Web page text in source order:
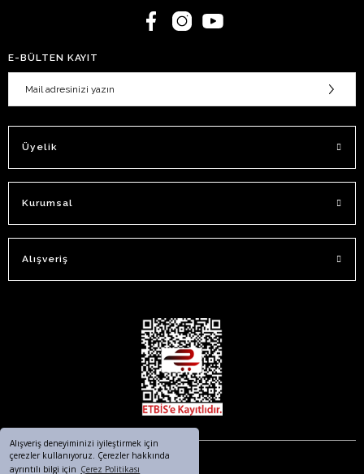
Alışveriş deneyiminizi iyileştirmek için
çerezler kullanıyoruz. Çerezler hakkında
ayrıntılı bilgi için Çerez Politikası
E-BÜLTEN KAYIT
Üyelik
Kurumsal
Alışveriş